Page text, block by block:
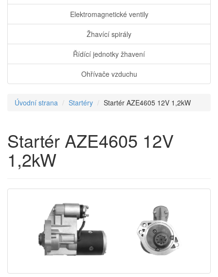
Elektromagnetické ventily
Žhavící spirály
Řídící jednotky žhavení
Ohřívače vzduchu
Úvodní strana Startéry Startér AZE4605 12V 1,2kW
Startér AZE4605 12V
1,2kW